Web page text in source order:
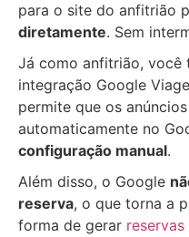
para o site do anfitrião
diretamente. Sem
Já como anfitrião, você
integração Google
permite que os
automaticamente no
configuração manual.
Além disso, o Google
reserva, o que torna a
forma de gerar